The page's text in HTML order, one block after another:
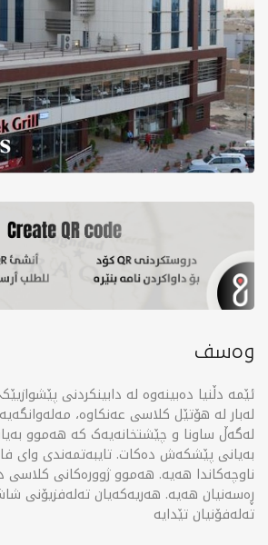
وەسف
ئێمە دڵنیا دەبینەوە لە دابینکردنی
لەبار لە هۆتێل کلاسی عەنکاوە،
لەگەڵ ساونا و چێشتخانەیەک کە هەموو
بەیانی پێشکەش دەکات. تایبەتمەندی وای
ناوچەکاندا هەیە. هەموو ژوورەکانی کلاسی
ڕەسەنیان هەیە. هەریەکەیان تەلەفزیۆنی
تەلەفۆنیان تێدایە